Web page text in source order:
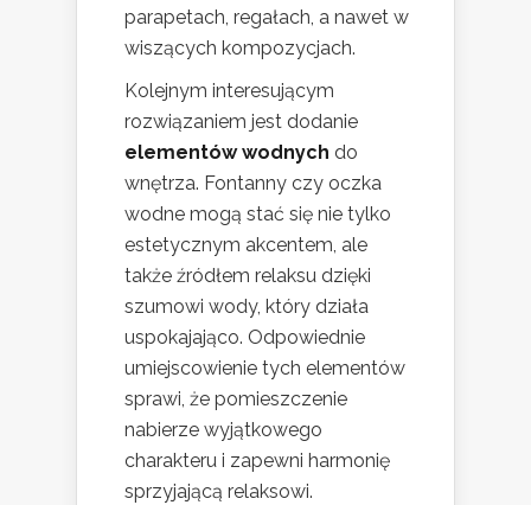
parapetach, regałach, a nawet w
wiszących kompozycjach.
Kolejnym interesującym
rozwiązaniem jest dodanie
elementów wodnych do
wnętrza. Fontanny czy oczka
wodne mogą stać się nie tylko
estetycznym akcentem, ale
także źródłem relaksu dzięki
szumowi wody, który działa
uspokajająco. Odpowiednie
umiejscowienie tych elementów
sprawi, że pomieszczenie
nabierze wyjątkowego
charakteru i zapewni harmonię
sprzyjającą relaksowi.